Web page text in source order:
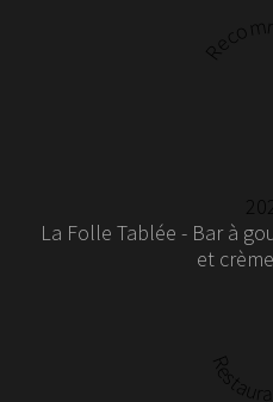
La Folle Tablée - Bar à
et